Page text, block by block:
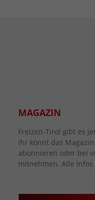
MAGAZIN
Freizeit-Tirol gibt es
Ihr könnt das
abonnieren oder bei
mitnehmen. Alle